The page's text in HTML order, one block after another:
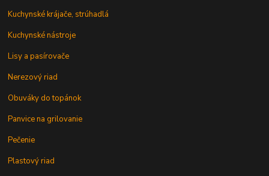
Kuchynské krájače, strúhadlá
Kuchynské nástroje
Lisy a pasírovače
Nerezový riad
Obuváky do topánok
Panvice na grilovanie
Pečenie
Plastový riad